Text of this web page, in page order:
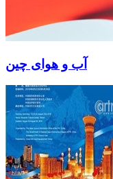
آب و هوای چین